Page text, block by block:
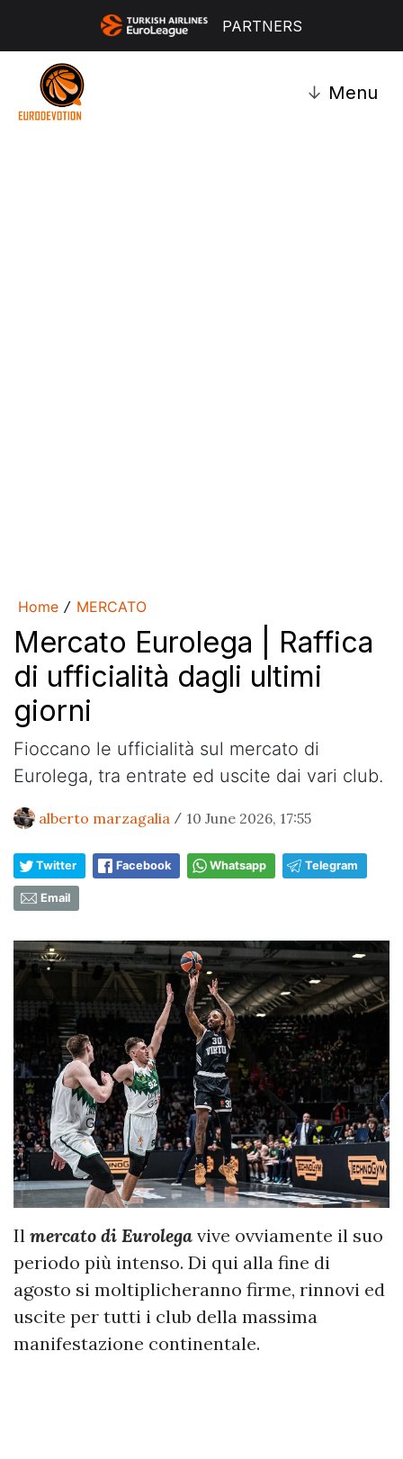
PARTNERS
↓ Menu
Home / MERCATO
Mercato Eurolega | Raffica
di ufficialità dagli ultimi
giorni
Fioccano le ufficialità sul mercato di
Eurolega, tra entrate ed uscite dai vari club.
alberto marzagalia / 10 June 2026, 17:55
Twitter Facebook Whatsapp Telegram
Email
Il mercato di Eurolega vive ovviamente il suo
periodo più intenso. Di qui alla fine di
agosto si moltiplicheranno firme, rinnovi ed
uscite per tutti i club della massima
manifestazione continentale.